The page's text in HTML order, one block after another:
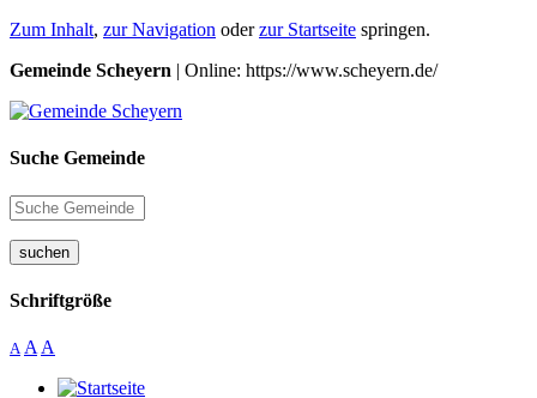
Zum Inhalt, zur Navigation oderzur Startseite springen.
Gemeinde Scheyern | Online: https://www.scheyern.de/
Suche Gemeinde
suchen
Schriftgröße
A A A